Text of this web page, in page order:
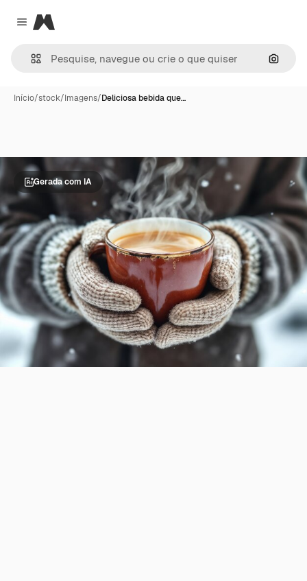
Close menu
Magnific
Início/stock/Imagens/Deliciosa bebida que…
Gerada com IA